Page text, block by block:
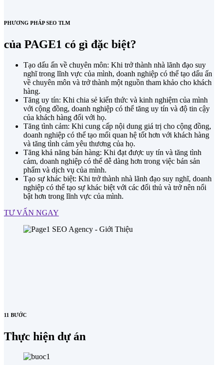
PHƯƠNG PHÁP SEO TLM
của PAGE1 có gì đặc biệt?
Tạo dấu ấn về chuyên môn: Khi trở thành nhà lãnh đạo suy
nghĩ trong lĩnh vực của mình, doanh nghiệp có thể tạo dấu ấn
về chuyên môn và trở thành một nguồn tham khảo cho khách
hàng.
Tăng uy tín: Khi chia sẻ kiến thức và kinh nghiệm của mình
với cộng đồng, doanh nghiệp có thể tăng uy tín và độ tin cậy
của khách hàng đối với họ.
Tăng tình cảm: Khi cung cấp nội dung giá trị cho cộng đồng,
doanh nghiệp có thể tạo mối quan hệ tốt hơn với khách hàng
và tăng tình cảm yêu thương của họ.
Tăng khả năng bán hàng: Khi đạt được uy tín và tăng tình
cảm, doanh nghiệp có thể dễ dàng hơn trong việc bán sản
phẩm và dịch vụ của mình.
Tạo sự khác biệt: Khi trở thành nhà lãnh đạo suy nghĩ, doanh
nghiệp có thể tạo sự khác biệt với các đối thủ và trở nên nổi
bật hơn trong lĩnh vực của mình.
TƯ VẤN NGAY
11 BƯỚC
Thực hiện dự án